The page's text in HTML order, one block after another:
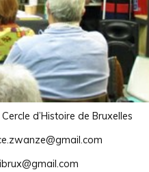
d’Histoire de Bruxelles